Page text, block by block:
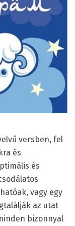
versben, fel
és
és
vagy egy
az utat
bizonnyal